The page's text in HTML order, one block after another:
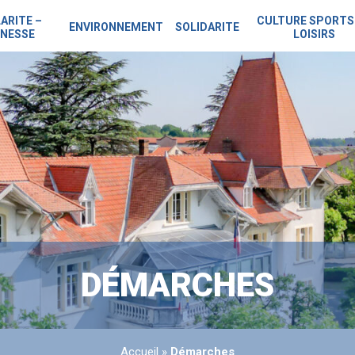
–
ENVIRONNEMENT SOLIDARITE
CULTURE
LOISIRS
DÉMARCHES
Accueil » Démarches